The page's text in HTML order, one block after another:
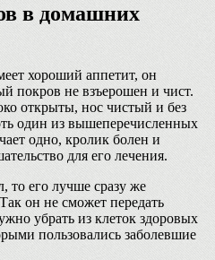
в домашних
хороший аппетит, он
покров не взъерошен и чист.
открыты, нос чистый и без
один из вышеперечисленных
одно, кролик болен и
для его лечения.
то его лучше сразу же
он не сможет передать
убрать из клеток здоровых
пользовались заболевшие